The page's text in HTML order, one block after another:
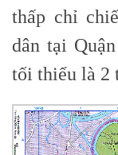
thấp chỉ
dân tại
tối thiểu là 2